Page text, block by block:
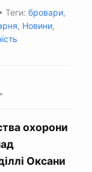
• Теги: бровари,
, Новини,
охорони
Оксани